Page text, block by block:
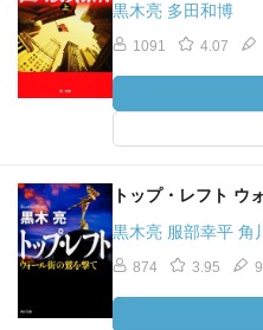
黒木亮 多田和博
1091 4.07
トップ・レフト ウ
黒木亮 服部幸平 角
874 3.95